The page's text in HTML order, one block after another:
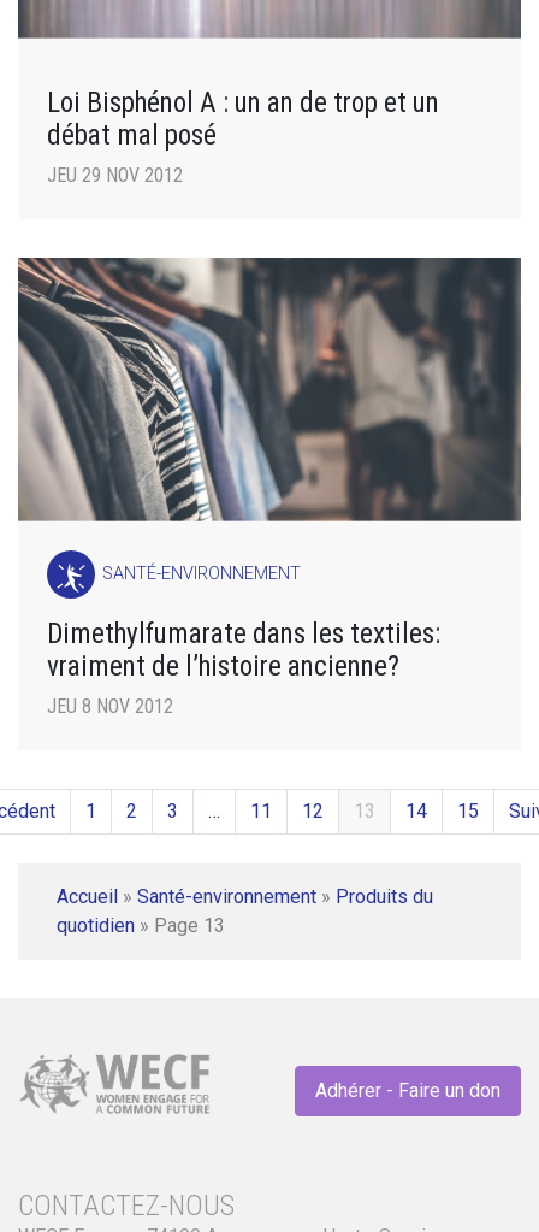
Loi Bisphénol A : un an de trop et un
débat mal posé
JEU 29 NOV 2012
SANTÉ-ENVIRONNEMENT
Dimethylfumarate dans les textiles:
vraiment de l’histoire ancienne?
JEU 8 NOV 2012
1 2 3 … 11 12 13 14 15
Accueil » Santé-environnement » Produits du
quotidien » Page 13
Adhérer - Faire un don
CONTACTEZ-NOUS